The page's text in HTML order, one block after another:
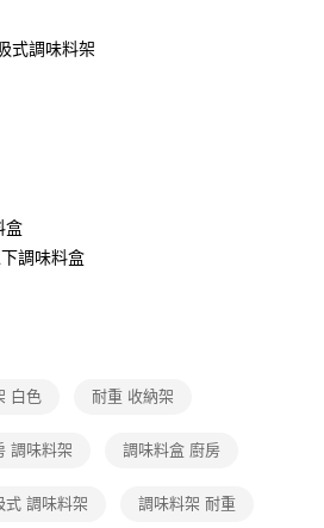
式調味料架
盒
調味料盒
白色 耐重 收納架
調味料架 調味料盒 廚房
式 調味料架 調味料架 耐重